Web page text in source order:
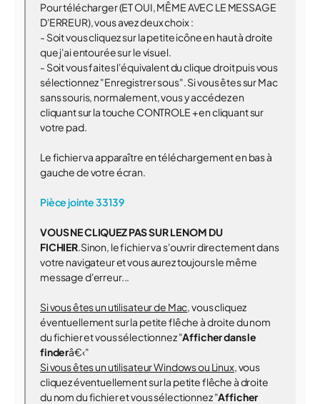
Pour télécharger (ET OUI, MÊME AVEC LE MESSAGE
D'ERREUR), vous avez deux choix :
- Soit vous cliquez sur la petite icône en haut à droite
que j'ai entourée sur le visuel.
- Soit vous faites l'équivalent du clique droit puis vous
sélectionnez "Enregistrer sous". Si vous êtes sur Mac
sans souris, normalement, vous y accédez en
cliquant sur la touche CONTROLE + en cliquant sur
votre pad.
Le fichier va apparaître en téléchargement en bas à
gauche de votre écran.
Pièce jointe 33139
VOUS NE CLIQUEZ PAS SUR LE NOM DU
FICHIER.Sinon, le fichier va s'ouvrir directement dans
votre navigateur et vous aurez toujours le même
message d'erreur...
Si vous êtes un utilisateur de Mac, vous cliquez
éventuellement sur la petite flêche à droite du nom
du fichier et vous sélectionnez "Afficher dans le
finderâ€‹"
Si vous êtes un utilisateur Windows ou Linux, vous
cliquez éventuellement sur la petite flêche à droite
du nom du fichier et vous sélectionnez "Afficher